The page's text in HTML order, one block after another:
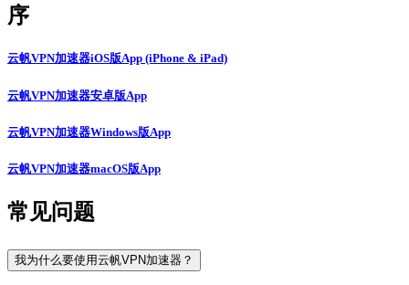
序
云帆VPN加速器iOS版App (iPhone & iPad)
云帆VPN加速器安卓版App
云帆VPN加速器Windows版App
云帆VPN加速器macOS版App
常见问题
我为什么要使用云帆VPN加速器？